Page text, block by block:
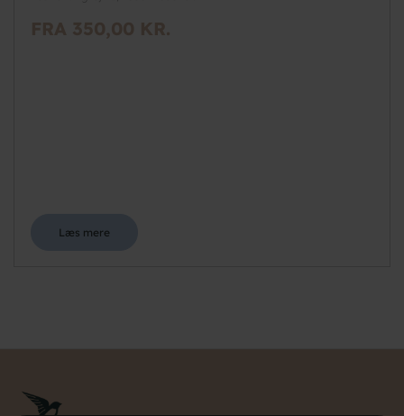
FRA 350,00 KR.
Læs mere